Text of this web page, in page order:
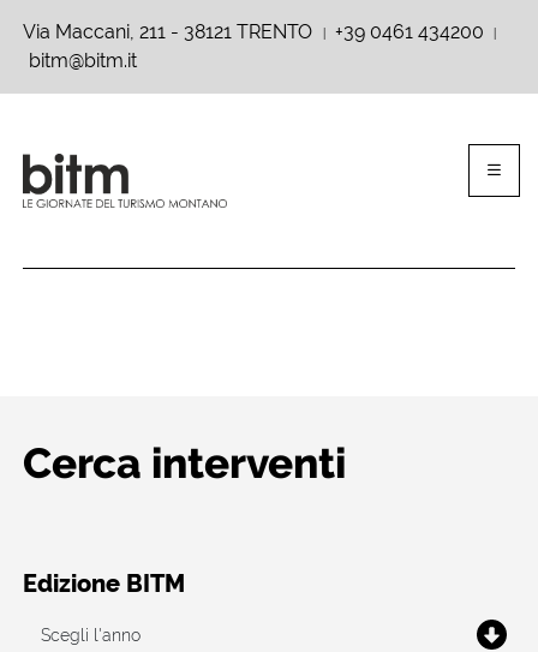
Via Maccani, 211 - 38121 TRENTO +39 0461 434200
bitm@bitm.it
Cerca interventi
Edizione BITM